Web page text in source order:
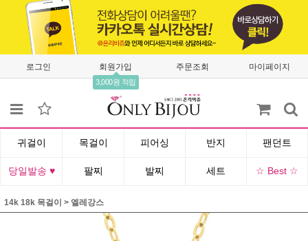
로그인 회원가입
3,000원 적립
주문조회 마이페이지
귀걸이 목걸이 피어싱 반지 팬던트
당일발송 ♥ 팔찌 발찌 세트 ☆ Best ☆
14k 18k 목걸이 > 엘레강스